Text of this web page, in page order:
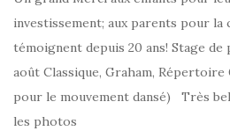
investissement; aux parents pour la
témoignent depuis 20 ans! Stage
août Classique, Graham, Répertoire
pour le mouvement dansé) Très
les photos